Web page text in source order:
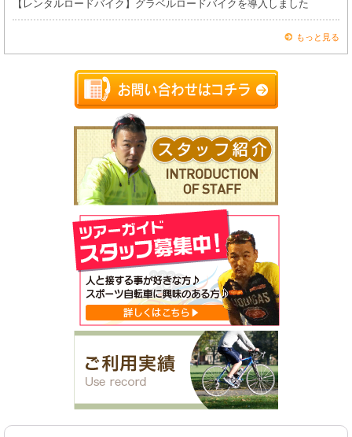
【レンタルロードバイク】グラベルロードバイクを導入しました
もっと見る